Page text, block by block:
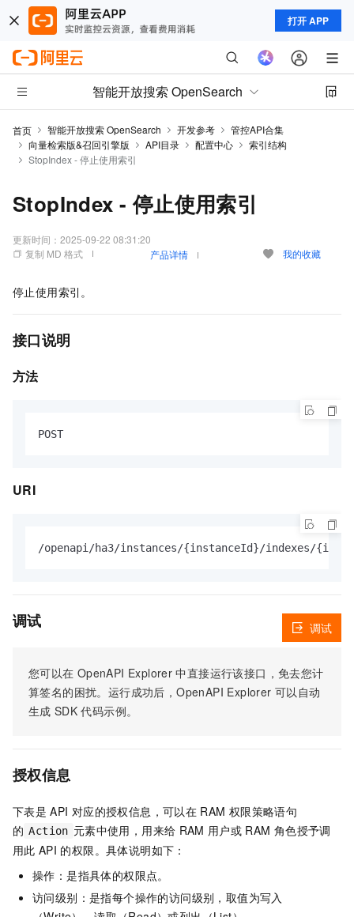
打开 APP
智能开放搜索 OpenSearch
首页 智能开放搜索 OpenSearch 开发参考
管控API合集
向量检索版&召回引擎版
API目录 配置中心
索引结构
StopIndex - 停止使用索引
StopIndex - 停止使用索引
更新时间： 2025-09-22 08:31:20
复制 MD 格式
产品详情 我的收藏
停止使用索引。
接口说明
方法
URI
调试
您可以在 OpenAPI Explorer 中直接运行该接口，免去您计
算签名的困扰。运行成功后，OpenAPI Explorer 可以自动
生成 SDK 代码示例。
调试
授权信息
下表是 API 对应的授权信息，可以在 RAM 权限策略语句
的 Action 元素中使用，用来给 RAM 用户或 RAM 角色授予调
用此 API 的权限。具体说明如下：
操作：是指具体的权限点。
访问级别：是指每个操作的访问级别，取值为写入